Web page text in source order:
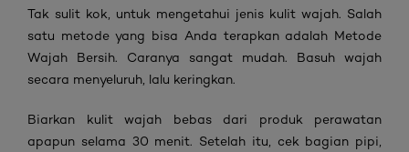
Tak sulit kok, untuk mengetahui jenis kulit wajah. Salah
satu metode yang bisa Anda terapkan adalah Metode
Wajah Bersih. Caranya sangat mudah. Basuh wajah
secara menyeluruh, lalu keringkan.
Biarkan kulit wajah bebas dari produk perawatan
apapun selama 30 menit. Setelah itu, cek bagian pipi,